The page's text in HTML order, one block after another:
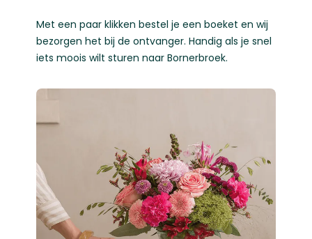
Met een paar klikken bestel je een boeket en wij
bezorgen het bij de ontvanger. Handig als je snel
iets moois wilt sturen naar Bornerbroek.